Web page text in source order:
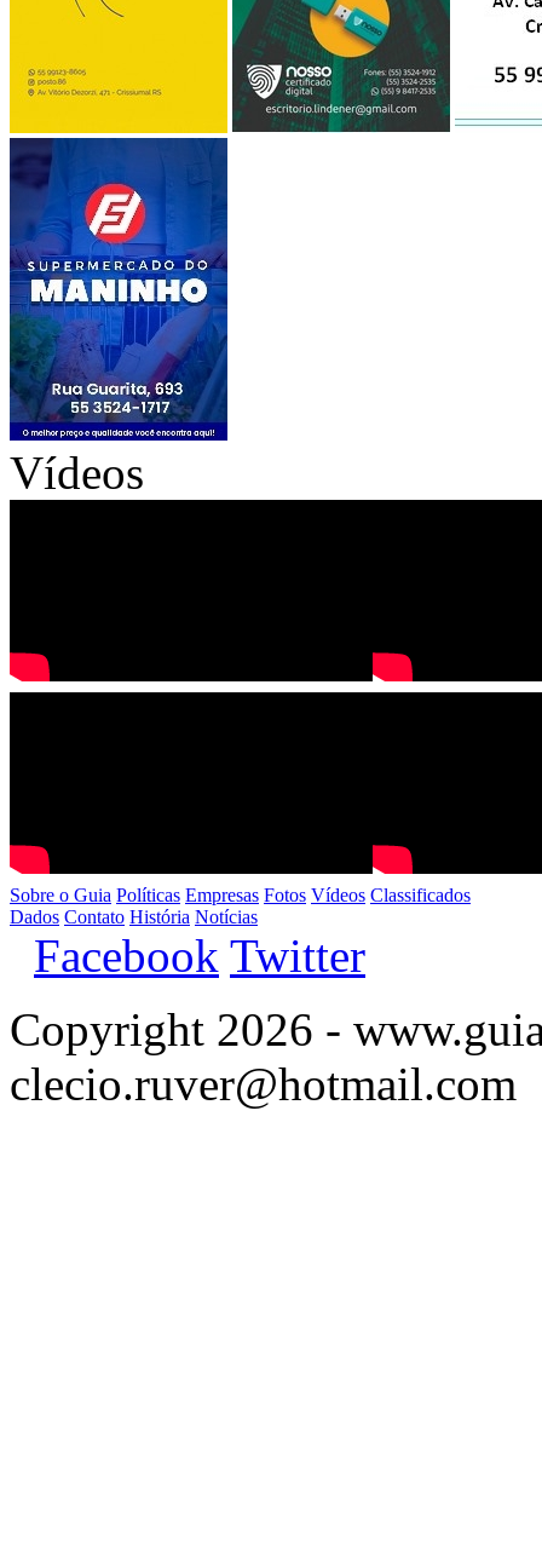
Vídeos
Sobre o Guia Políticas Empresas Fotos Vídeos Classificados
Dados Contato História Notícias
Facebook Twitter
Copyright 2026 -
clecio.ruver@hotmail.com